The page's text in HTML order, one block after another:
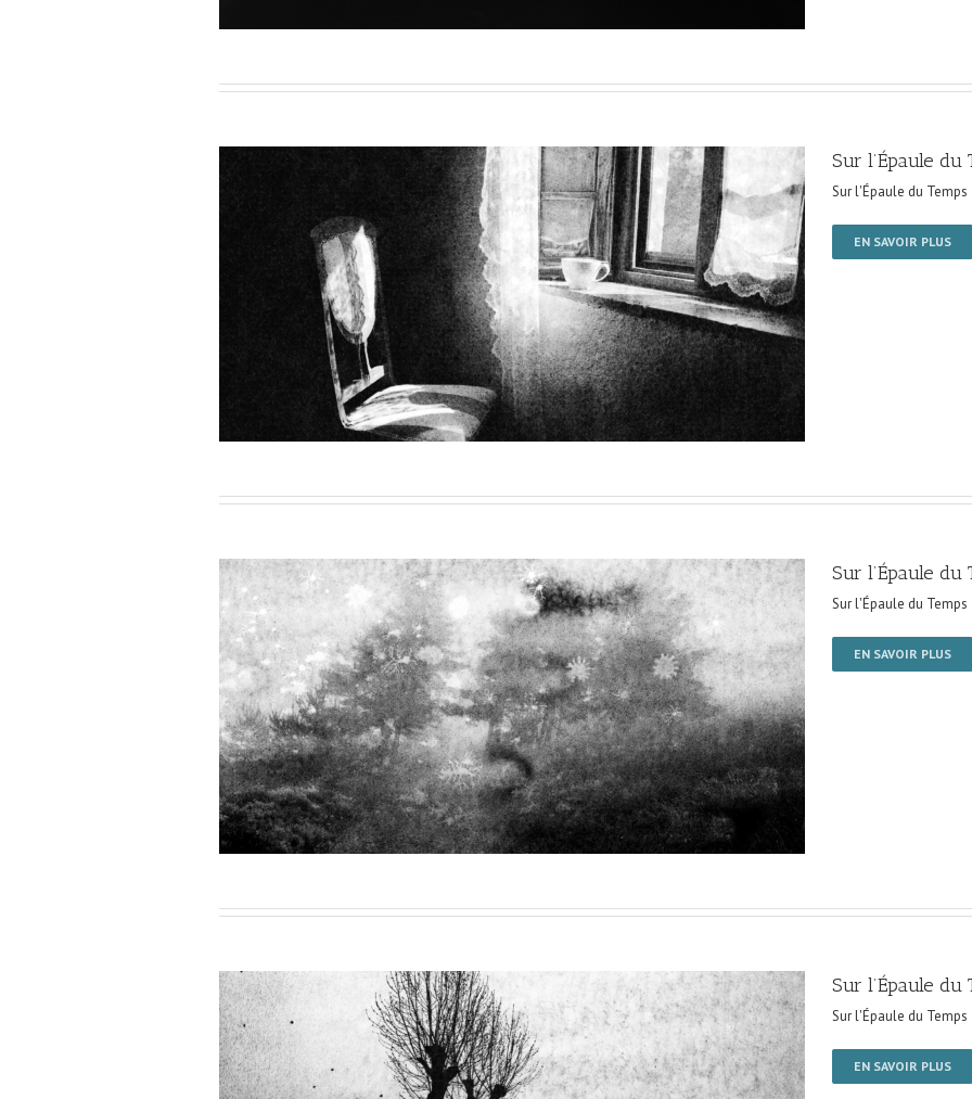
Sur l’Épaule du
Sur l'Épaule du Temps
EN SAVOIR PLUS
Sur l’Épaule du
Sur l'Épaule du Temps
EN SAVOIR PLUS
Sur l’Épaule du
Sur l'Épaule du Temps
EN SAVOIR PLUS